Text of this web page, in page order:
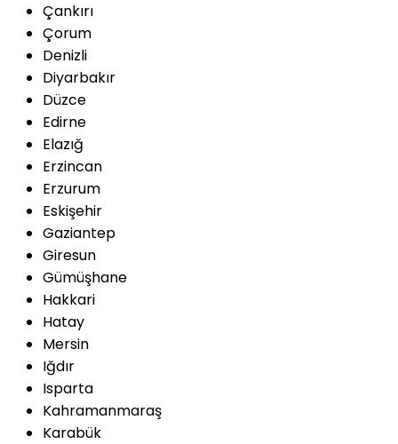
Çankırı
Çorum
Denizli
Diyarbakır
Düzce
Edirne
Elazığ
Erzincan
Erzurum
Eskişehir
Gaziantep
Giresun
Gümüşhane
Hakkari
Hatay
Mersin
Iğdır
Isparta
Kahramanmaraş
Karabük